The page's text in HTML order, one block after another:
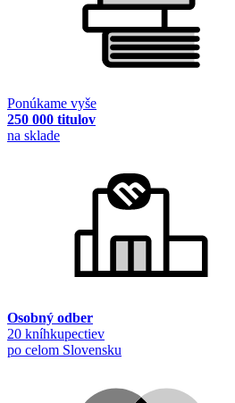
Ponúkame vyše
250 000 titulov
na sklade
Osobný odber
20 kníhkupectiev
po celom Slovensku